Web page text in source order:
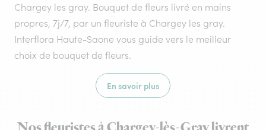
Chargey les gray. Bouquet de fleurs livré en mains
propres, 7j/7, par un fleuriste à Chargey les gray.
Interflora Haute-Saone vous guide vers le meilleur
choix de bouquet de fleurs.
En savoir plus